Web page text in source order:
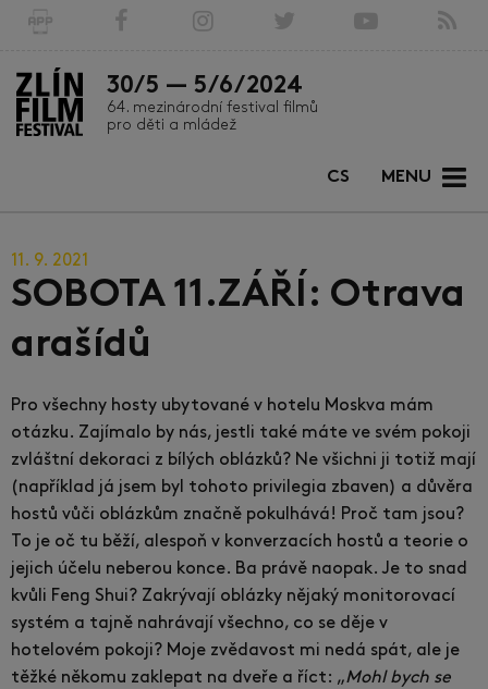
30/5 — 5/6/2024
64. mezinárodní festival filmů
pro děti a mládež
MENU
CS
11. 9. 2021
SOBOTA 11.ZÁŘÍ: Otrava
arašídů
Pro všechny hosty ubytované v hotelu Moskva mám
otázku. Zajímalo by nás, jestli také máte ve svém pokoji
zvláštní dekoraci z bílých oblázků? Ne všichni ji totiž mají
(například já jsem byl tohoto privilegia zbaven) a důvěra
hostů vůči oblázkům značně pokulhává! Proč tam jsou?
To je oč tu běží, alespoň v konverzacích hostů a teorie o
jejich účelu neberou konce. Ba právě naopak. Je to snad
kvůli Feng Shui? Zakrývají oblázky nějaký monitorovací
systém a tajně nahrávají všechno, co se děje v
hotelovém pokoji? Moje zvědavost mi nedá spát, ale je
těžké někomu zaklepat na dveře a říct: „Mohl bych se